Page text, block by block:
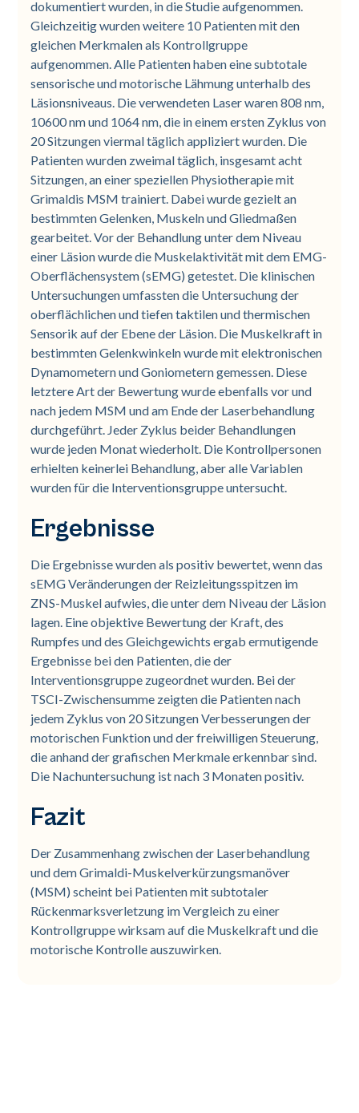
dokumentiert wurden, in die Studie aufgenommen.
Gleichzeitig wurden weitere 10 Patienten mit den
gleichen Merkmalen als Kontrollgruppe
aufgenommen. Alle Patienten haben eine subtotale
sensorische und motorische Lähmung unterhalb des
Läsionsniveaus. Die verwendeten Laser waren 808 nm,
10600 nm und 1064 nm, die in einem ersten Zyklus von
20 Sitzungen viermal täglich appliziert wurden. Die
Patienten wurden zweimal täglich, insgesamt acht
Sitzungen, an einer speziellen Physiotherapie mit
Grimaldis MSM trainiert. Dabei wurde gezielt an
bestimmten Gelenken, Muskeln und Gliedmaßen
gearbeitet. Vor der Behandlung unter dem Niveau
einer Läsion wurde die Muskelaktivität mit dem EMG-
Oberflächensystem (sEMG) getestet. Die klinischen
Untersuchungen umfassten die Untersuchung der
oberflächlichen und tiefen taktilen und thermischen
Sensorik auf der Ebene der Läsion. Die Muskelkraft in
bestimmten Gelenkwinkeln wurde mit elektronischen
Dynamometern und Goniometern gemessen. Diese
letztere Art der Bewertung wurde ebenfalls vor und
nach jedem MSM und am Ende der Laserbehandlung
durchgeführt. Jeder Zyklus beider Behandlungen
wurde jeden Monat wiederholt. Die Kontrollpersonen
erhielten keinerlei Behandlung, aber alle Variablen
wurden für die Interventionsgruppe untersucht.
Ergebnisse
Die Ergebnisse wurden als positiv bewertet, wenn das
sEMG Veränderungen der Reizleitungsspitzen im
ZNS-Muskel aufwies, die unter dem Niveau der Läsion
lagen. Eine objektive Bewertung der Kraft, des
Rumpfes und des Gleichgewichts ergab ermutigende
Ergebnisse bei den Patienten, die der
Interventionsgruppe zugeordnet wurden. Bei der
TSCI-Zwischensumme zeigten die Patienten nach
jedem Zyklus von 20 Sitzungen Verbesserungen der
motorischen Funktion und der freiwilligen Steuerung,
die anhand der grafischen Merkmale erkennbar sind.
Die Nachuntersuchung ist nach 3 Monaten positiv.
Fazit
Der Zusammenhang zwischen der Laserbehandlung
und dem Grimaldi-Muskelverkürzungsmanöver
(MSM) scheint bei Patienten mit subtotaler
Rückenmarksverletzung im Vergleich zu einer
Kontrollgruppe wirksam auf die Muskelkraft und die
motorische Kontrolle auszuwirken.